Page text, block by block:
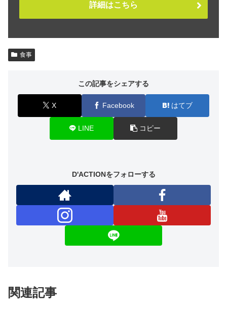
詳細はこちら
食事
この記事をシェアする
X Facebook はてブ
LINE コピー
D'ACTIONをフォローする
関連記事